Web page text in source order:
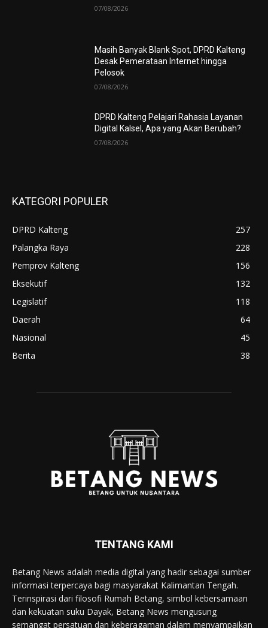
07/08/2026
Masih Banyak Blank Spot, DPRD Kalteng
Desak Pemerataan Internet hingga
Pelosok
07/08/2026
DPRD Kalteng Pelajari Rahasia Layanan
Digital Kalsel, Apa yang Akan Berubah?
07/08/2026
KATEGORI POPULER
DPRD Kalteng
257
Palangka Raya
228
Pemprov Kalteng
156
Eksekutif
132
Legislatif
118
Daerah
64
Nasional
45
Berita
38
TENTANG KAMI
Betang News adalah media digital yang hadir sebagai sumber
informasi terpercaya bagi masyarakat Kalimantan Tengah.
Terinspirasi dari filosofi Rumah Betang, simbol kebersamaan
dan kekuatan suku Dayak, Betang News mengusung
semangat persatuan dan keberagaman dalam menyampaikan